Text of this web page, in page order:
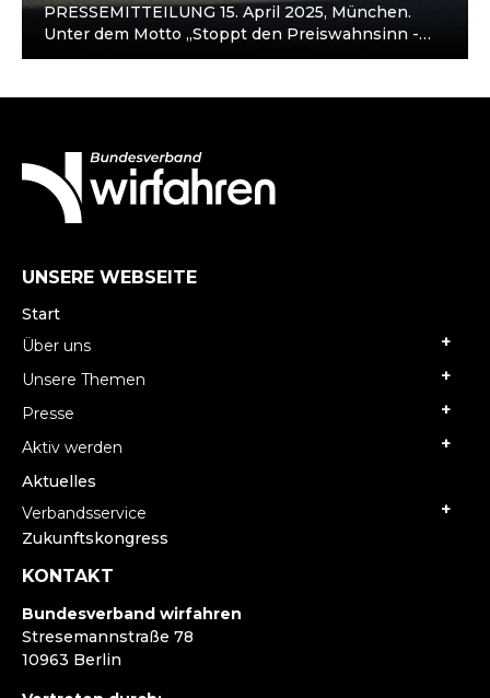
PRESSEMITTEILUNG 15. April 2025, München.
Unter dem Motto „Stoppt den Preiswahnsinn -
Mobilität für alle“ veranstaltet der Bundesverband
UNSERE WEBSEITE
Start
Über uns
Unsere Themen
Presse
Aktiv werden
Aktuelles
Verbandsservice
Zukunftskongress
KONTAKT
Bundesverband wirfahren
Stresemannstraße 78
10963 Berlin